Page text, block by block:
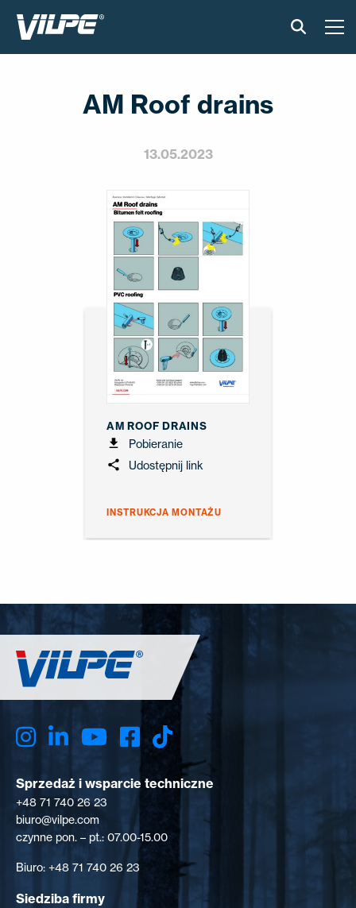
KATALOGI I INSTRUKCJE
PL
AM Roof drains
13.05.2023
AM ROOF DRAINS
Pobieranie
Udostępnij link
INSTRUKCJA MONTAŻU
Sprzedaż i wsparcie techniczne
+48 71 740 26 23
biuro@vilpe.com
czynne pon. – pt.: 07.00-15.00
Biuro: +48 71 740 26 23
Siedziba firmy